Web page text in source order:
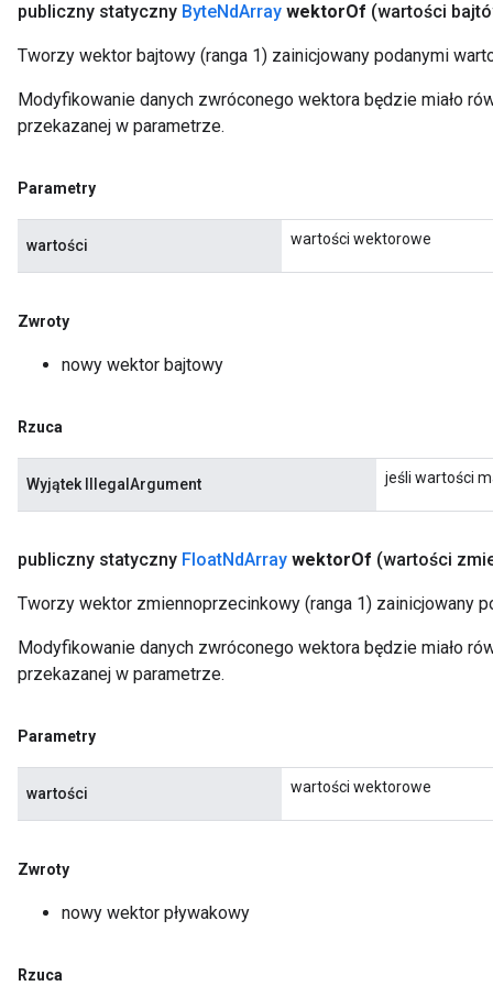
publiczny statyczny ByteNdArray wektorOf (wartości
Tworzy wektor bajtowy (ranga 1) zainicjowany podanymi
Modyfikowanie danych zwróconego wektora będzie miało
przekazanej w parametrze.
Parametry
wartości wartości wektorowe
Zwroty
nowy wektor bajtowy
Rzuca
Wyjątek IllegalArgument jeśli wartości
publiczny statyczny FloatNdArray wektorOf (wartości
Tworzy wektor zmiennoprzecinkowy (ranga 1) zainicjowany
Modyfikowanie danych zwróconego wektora będzie miało
przekazanej w parametrze.
Parametry
wartości wartości wektorowe
Zwroty
nowy wektor pływakowy
Rzuca